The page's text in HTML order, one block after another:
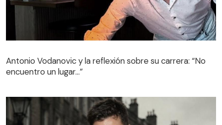
Antonio Vodanovic y la reflexión sobre su carrera: “No
encuentro un lugar…”